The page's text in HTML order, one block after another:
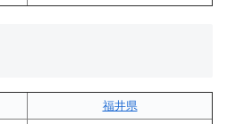
福井県